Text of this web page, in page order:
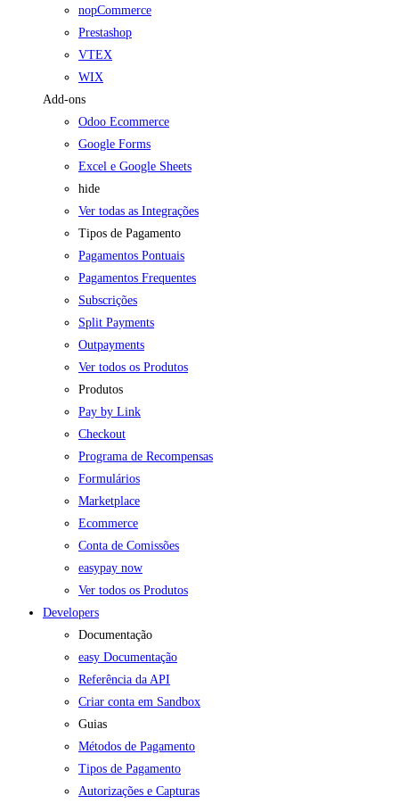
nopCommerce
Prestashop
VTEX
WIX
Add-ons
Odoo Ecommerce
Google Forms
Excel e Google Sheets
hide
Ver todas as Integrações
Tipos de Pagamento
Pagamentos Pontuais
Pagamentos Frequentes
Subscrições
Split Payments
Outpayments
Ver todos os Produtos
Produtos
Pay by Link
Checkout
Programa de Recompensas
Formulários
Marketplace
Ecommerce
Conta de Comissões
easypay now
Ver todos os Produtos
Developers
Documentação
easy Documentação
Referência da API
Criar conta em Sandbox
Guias
Métodos de Pagamento
Tipos de Pagamento
Autorizações e Capturas